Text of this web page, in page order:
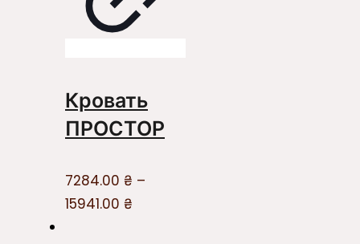
Кровать
ПРОСТОР
7284.00 ₴ –
15941.00 ₴